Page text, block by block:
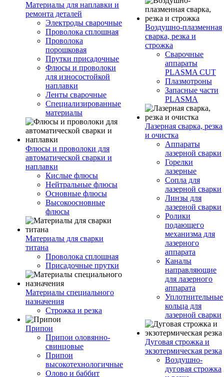
Материалы для наплавки и
ремонта деталей
Электроды сварочные
Проволока сплошная
Проволока
порошковая
Прутки присадочные
Флюсы и проволоки
для износостойкой
наплавки
Ленты сварочные
Специализированные
материалы
Флюсы и проволоки для
автоматической сварки и
наплавки
Кислые флюсы
Нейтральные флюсы
Основные флюсы
Высокоосновные
флюсы
Материалы для сварки
титана
Проволока сплошная
Присадочные прутки
Материалы специального
назначения
Строжка и резка
Припои
Припои оловянно-
свинцовые
Припои
высокотехнологичные
Олово и баббит
Воздушно-плазменная
сварка, резка и
строжка
Сварочные
аппараты
PLASMA CUT
Плазмотроны
Запасные части
PLASMA
Лазерная сварка, резка
и очистка
Аппараты
лазерной сварки
Горелки
лазерные
Сопла для
лазерной сварки
Линзы для
лазерной сварки
Ролики
подающего
механизма для
лазерного
аппарата
Каналы
направляющие
для лазерного
аппарата
Уплотнительные
кольца для
лазерной сварки
Дуговая строжка и
экзотермическая резка
Воздушно-
дуговая строжка